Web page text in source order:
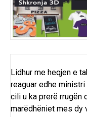
Lidhur me heqjen e
reaguar edhe
cili u ka prerë rrugën
marëdhëniet mes dy